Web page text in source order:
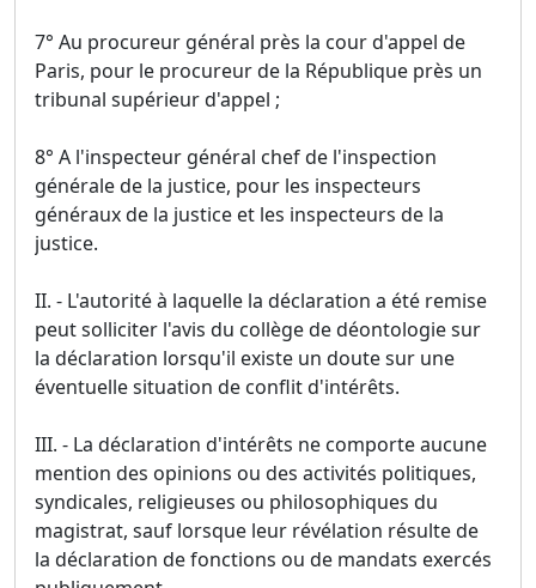
7° Au procureur général près la cour d'appel de
Paris, pour le procureur de la République près un
tribunal supérieur d'appel ;
8° A l'inspecteur général chef de l'inspection
générale de la justice, pour les inspecteurs
généraux de la justice et les inspecteurs de la
justice.
II. - L'autorité à laquelle la déclaration a été remise
peut solliciter l'avis du collège de déontologie sur
la déclaration lorsqu'il existe un doute sur une
éventuelle situation de conflit d'intérêts.
III. - La déclaration d'intérêts ne comporte aucune
mention des opinions ou des activités politiques,
syndicales, religieuses ou philosophiques du
magistrat, sauf lorsque leur révélation résulte de
la déclaration de fonctions ou de mandats exercés